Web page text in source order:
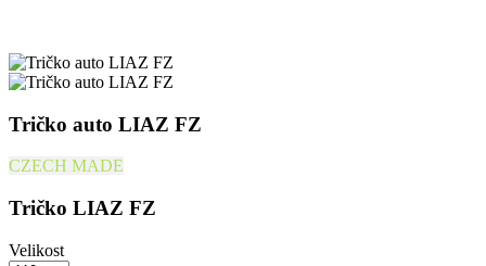
Tričko auto LIAZ FZ
CZECH MADE
Tričko LIAZ FZ
Velikost